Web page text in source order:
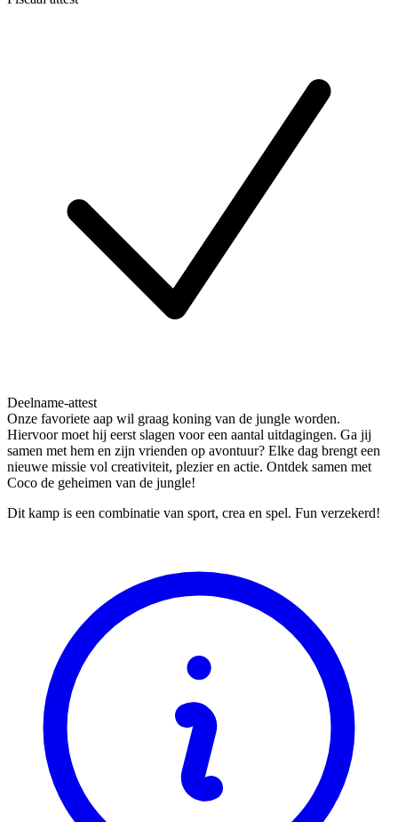
Deelname-attest
Onze favoriete aap wil graag koning van de jungle worden.
Hiervoor moet hij eerst slagen voor een aantal uitdagingen. Ga jij
samen met hem en zijn vrienden op avontuur? Elke dag brengt een
nieuwe missie vol creativiteit, plezier en actie. Ontdek samen met
Coco de geheimen van de jungle!
Dit kamp is een combinatie van sport, crea en spel. Fun verzekerd!